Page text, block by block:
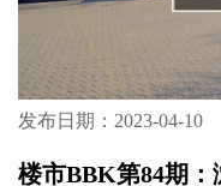
发布日期：2023-04-10
楼市BBK第84期：